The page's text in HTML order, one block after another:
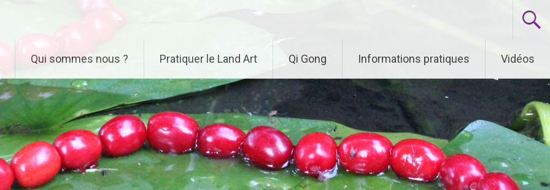
Qui sommes nous ? Pratiquer le Land Art Qi Gong Informations pratiques Vidéos